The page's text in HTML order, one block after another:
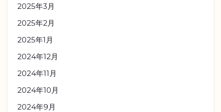
2025年3月
2025年2月
2025年1月
2024年12月
2024年11月
2024年10月
2024年9月